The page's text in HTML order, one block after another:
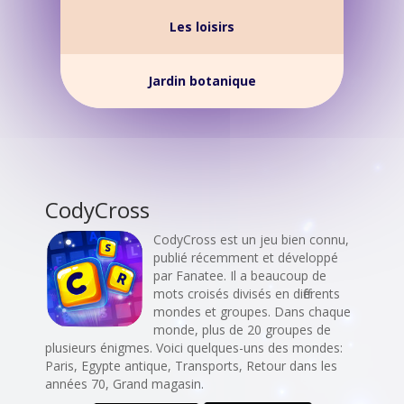
Les loisirs
Jardin botanique
CodyCross
CodyCross est un jeu bien connu,
publié récemment et développé
par Fanatee. Il a beaucoup de
mots croisés divisés en différents
mondes et groupes. Dans chaque
monde, plus de 20 groupes de
plusieurs énigmes. Voici quelques-uns des mondes:
Paris, Egypte antique, Transports, Retour dans les
années 70, Grand magasin.